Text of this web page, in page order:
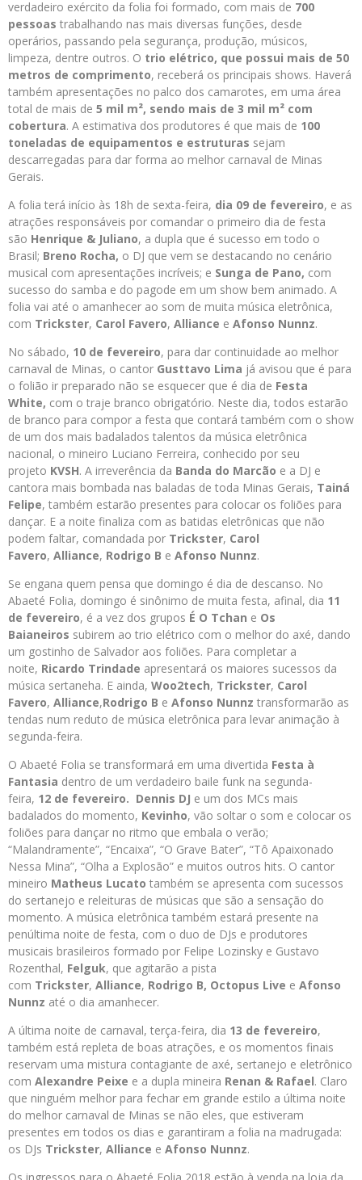
verdadeiro exército da folia foi formado, com mais de 700
pessoas trabalhando nas mais diversas funções, desde
operários, passando pela segurança, produção, músicos,
limpeza, dentre outros. O trio elétrico, que possui mais de 50
metros de comprimento, receberá os principais shows. Haverá
também apresentações no palco dos camarotes, em uma área
total de mais de 5 mil m², sendo mais de 3 mil m² com
cobertura. A estimativa dos produtores é que mais de 100
toneladas de equipamentos e estruturas sejam
descarregadas para dar forma ao melhor carnaval de Minas
Gerais.
A folia terá início às 18h de sexta-feira, dia 09 de fevereiro, e as
atrações responsáveis por comandar o primeiro dia de festa
são Henrique & Juliano, a dupla que é sucesso em todo o
Brasil; Breno Rocha, o DJ que vem se destacando no cenário
musical com apresentações incríveis; e Sunga de Pano, com
sucesso do samba e do pagode em um show bem animado. A
folia vai até o amanhecer ao som de muita música eletrônica,
com Trickster, Carol Favero, Alliance e Afonso Nunnz.
No sábado, 10 de fevereiro, para dar continuidade ao melhor
carnaval de Minas, o cantor Gusttavo Lima já avisou que é para
o folião ir preparado não se esquecer que é dia de Festa
White, com o traje branco obrigatório. Neste dia, todos estarão
de branco para compor a festa que contará também com o show
de um dos mais badalados talentos da música eletrônica
nacional, o mineiro Luciano Ferreira, conhecido por seu
projeto KVSH. A irreverência da Banda do Marcão e a DJ e
cantora mais bombada nas baladas de toda Minas Gerais, Tainá
Felipe, também estarão presentes para colocar os foliões para
dançar. E a noite finaliza com as batidas eletrônicas que não
podem faltar, comandada por Trickster, Carol
Favero, Alliance, Rodrigo B e Afonso Nunnz.
Se engana quem pensa que domingo é dia de descanso. No
Abaeté Folia, domingo é sinônimo de muita festa, afinal, dia 11
de fevereiro, é a vez dos grupos É O Tchan e Os
Baianeiros subirem ao trio elétrico com o melhor do axé, dando
um gostinho de Salvador aos foliões. Para completar a
noite, Ricardo Trindade apresentará os maiores sucessos da
música sertaneha. E ainda, Woo2tech, Trickster, Carol
Favero, Alliance,Rodrigo B e Afonso Nunnz transformarão as
tendas num reduto de música eletrônica para levar animação à
segunda-feira.
O Abaeté Folia se transformará em uma divertida Festa à
Fantasia dentro de um verdadeiro baile funk na segunda-
feira, 12 de fevereiro. Dennis DJ e um dos MCs mais
badalados do momento, Kevinho, vão soltar o som e colocar os
foliões para dançar no ritmo que embala o verão;
“Malandramente”, “Encaixa”, “O Grave Bater”, “Tô Apaixonado
Nessa Mina”, “Olha a Explosão” e muitos outros hits. O cantor
mineiro Matheus Lucato também se apresenta com sucessos
do sertanejo e releituras de músicas que são a sensação do
momento. A música eletrônica também estará presente na
penúltima noite de festa, com o duo de DJs e produtores
musicais brasileiros formado por Felipe Lozinsky e Gustavo
Rozenthal, Felguk, que agitarão a pista
com Trickster, Alliance, Rodrigo B, Octopus Live e Afonso
Nunnz até o dia amanhecer.
A última noite de carnaval, terça-feira, dia 13 de fevereiro,
também está repleta de boas atrações, e os momentos finais
reservam uma mistura contagiante de axé, sertanejo e eletrônico
com Alexandre Peixe e a dupla mineira Renan & Rafael. Claro
que ninguém melhor para fechar em grande estilo a última noite
do melhor carnaval de Minas se não eles, que estiveram
presentes em todos os dias e garantiram a folia na madrugada:
os DJs Trickster, Alliance e Afonso Nunnz.